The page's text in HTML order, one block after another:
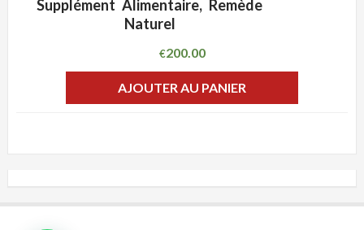
Supplément Alimentaire, Remède
Naturel
€200.00
AJOUTER AU PANIER